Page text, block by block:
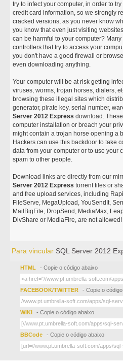
try to infect your computer, in order to
credit card information, so we strongly
cracked versions, as you never know
you know that even just visiting
can be harmful to your computer?
controllers that try to access your
you don't have a good firewall or
even downloading anything.
Your computer will be at risk getting
viruses, worms, trojan horses, dialers,
browsing these illegal sites which
generator, pirate key, serial number,
Server 2012 Express download.
computer installation or breach your
might contain a trojan horse opening a
Hackers can use this backdoor to take
data from your computer or to use your
spam to other people.
Download links are directly from our
Server 2012 Express torrent files or
and free upload services, including
FileServe, MegaUpload, YouSendIt,
MailBigFile, DropSend, MediaMax,
DivShare or MediaFire, are not allowed!
Para vincular SQL Server 2012
HTML - Copie o código abaixo
FACEBOOK/TWITTER - Copie o
WIKI - Copie o código abaixo
BBCode - Copie o código abaixo